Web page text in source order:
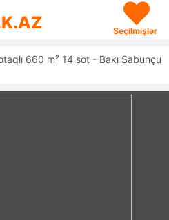
Seçilmişlər
660 m² 14 sot - Bakı Sabunçu